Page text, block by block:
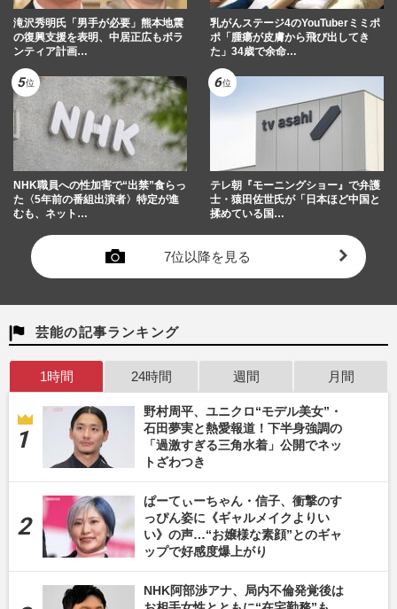
滝沢秀明氏「男手が必要」熊本地震
の復興支援を表明、中居正広もボラ
ンティア計画…
乳がんステージ4のYouTuberミミポ
ポ「腫瘍が皮膚から飛び出してき
た」34歳で余命…
NHK職員への性加害で“出禁”食らっ
た〈5年前の番組出演者〉特定が進
むも、ネット…
テレ朝『モーニングショー』で弁護
士・猿田佐世氏が「日本ほど中国と
揉めている国…
7位以降を見る
芸能の記事ランキング
1時間 24時間 週間 月間
野村周平、ユニクロ“モデル美女”・
石田夢実と熱愛報道！下半身強調の
「過激すぎる三角水着」公開でネッ
トざわつき
ぱーてぃーちゃん・信子、衝撃のす
っぴん姿に《ギャルメイクよりい
い》の声…“お嬢様な素顔”とのギャ
ップで好感度爆上がり
NHK阿部渉アナ、局内不倫発覚後は